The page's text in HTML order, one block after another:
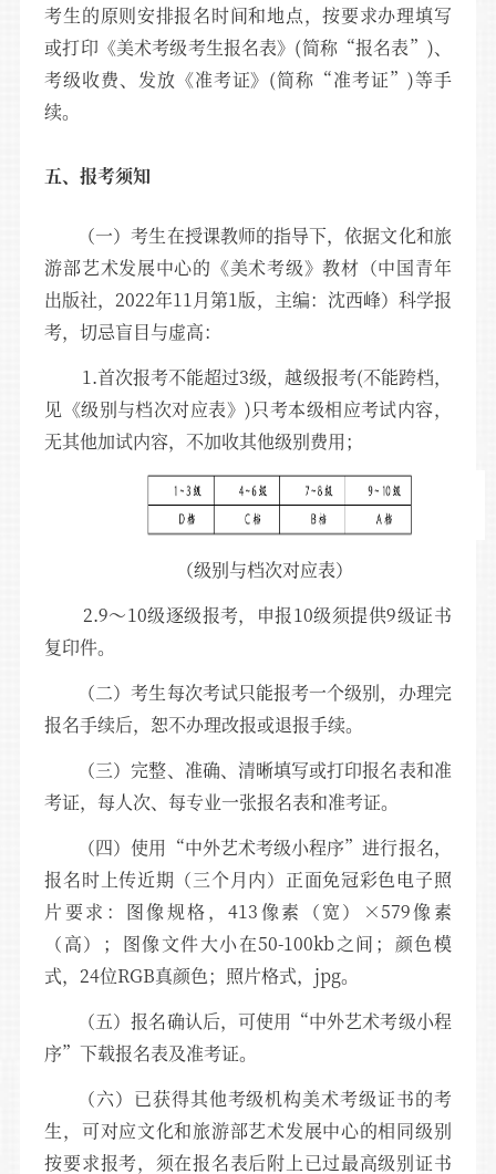
考生的原则安排报名时间和地点，按要求办理填写
或打印《美术考级考生报名表》(简称“报名表”)、
考级收费、发放《准考证》(简称“准考证”)等手
续。
五、报考须知
（一）考生在授课教师的指导下，依据文化和旅
游部艺术发展中心的《美术考级》教材（中国青年
出版社，2022年11月第1版，主编：沈西峰）科学报
考，切忌盲目与虚高：
1.首次报考不能超过3级，越级报考(不能跨档，
见《级别与档次对应表》)只考本级相应考试内容，
无其他加试内容，不加收其他级别费用；
（级别与档次对应表）
2.9～10级逐级报考，申报10级须提供9级证书
复印件。
（二）考生每次考试只能报考一个级别，办理完
报名手续后，恕不办理改报或退报手续。
（三）完整、准确、清晰填写或打印报名表和准
考证，每人次、每专业一张报名表和准考证。
（四）使用“中外艺术考级小程序”进行报名，
报名时上传近期（三个月内）正面免冠彩色电子照
片要求：图像规格，413像素（宽）×579像素
（高）；图像文件大小在50-100kb之间；颜色模
式，24位RGB真颜色；照片格式，jpg。
（五）报名确认后，可使用“中外艺术考级小程
序”下载报名表及准考证。
（六）已获得其他考级机构美术考级证书的考
生，可对应文化和旅游部艺术发展中心的相同级别
按要求报考，须在报名表后附上已过最高级别证书